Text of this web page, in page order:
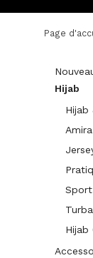
Page
Hijab
Hijab
Hijab